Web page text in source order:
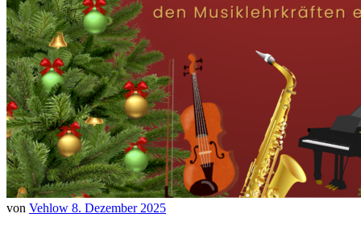
von Vehlow 8. Dezember 2025